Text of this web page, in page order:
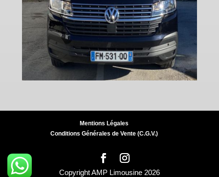
Mentions Légales
Conditions Générales de Vente (C.G.V.)
Copyright AMP Limousine 2026